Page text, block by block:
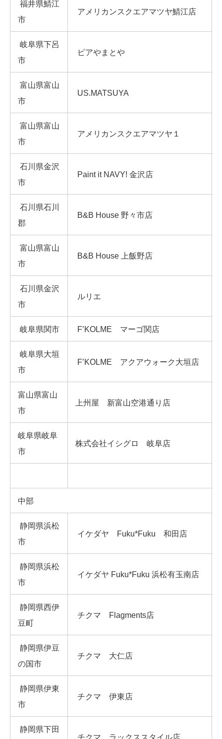
福井県鯖江
市
アメリカンスクエアマツヤ鯖江店
岐阜県下呂
市
ピアやまとや
富山県富山
市
US.MATSUYA
富山県富山
市
アメリカンスクエアマツヤ１
石川県金沢
市
Paint it NAVY! 金沢店
石川県石川
郡
B&B House 野々市店
富山県富山
市
B&B House 上飯野店
石川県金沢
市
ルリエ
岐阜県関市 F’KOLME マーゴ関店
岐阜県大垣
市
F’KOLME アクアウォーク大垣店
富山県富山
市
上州屋 新富山空港通り店
岐阜県岐阜
市
株式会社イシグロ 岐阜店
中部
静岡県浜松
市
イケダヤ Fuku*Fuku 和田店
静岡県浜松
市
イケダヤ Fuku*Fuku 浜松有玉南店
静岡県西伊
豆町
チクマ Flagments店
静岡県伊豆
の国市
チクマ 大仁店
静岡県伊東
市
チクマ 伊東店
静岡県下田
チクマ ラックススタイル店